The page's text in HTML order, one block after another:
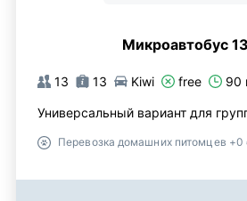
Микроавтобус
13 13 Kiwi free 90
Универсальный вариант для
Перевозка домашних питомцев +0